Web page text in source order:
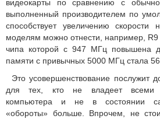
видеокарты по сравнению с
выполненный производителем по
способствует увеличению
моделям можно отнести, например, R9
чипа которой с 947 МГц повышена
памяти с привычных 5000 МГц стала
Это усовершенствование послужит
для тех, кто не владеет всеми
компьютера и не в состоянии
«обороты» больше. Впрочем, не